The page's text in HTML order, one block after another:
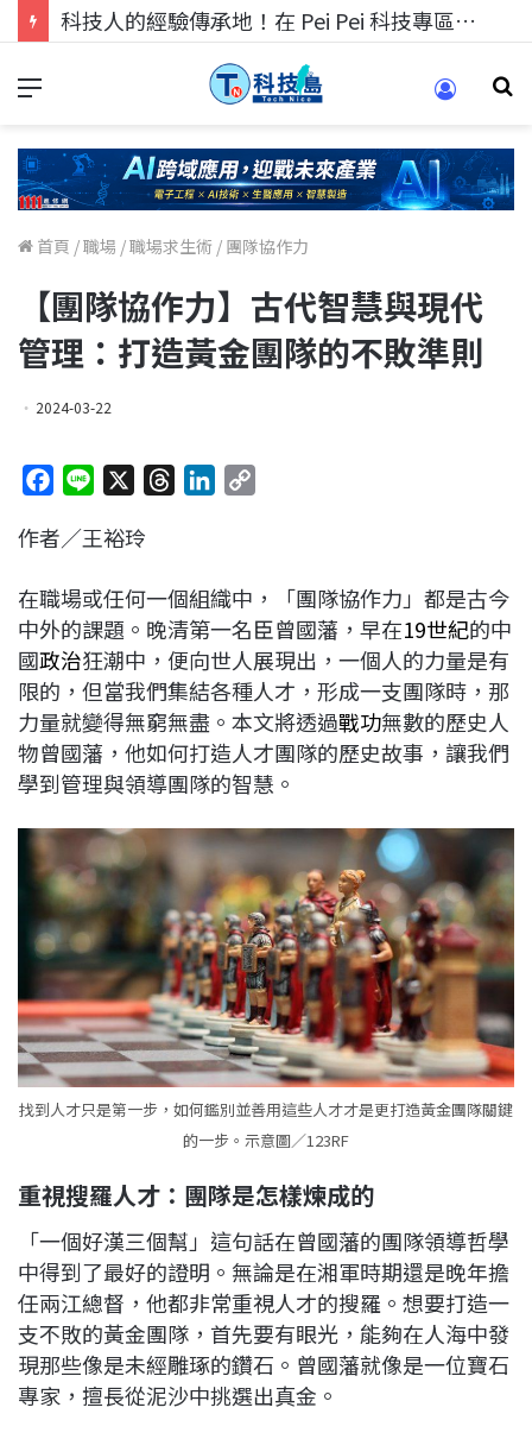
科技人的經驗傳承地！在 Pei Pei 科技專區，與學弟妹交流最硬核的技術
首頁 /職場 /職場求生術 / 團隊協作力
【團隊協作力】古代智慧與現代
管理：打造黃金團隊的不敗準則
2024-03-22
c
b
o
o
k
n
a
d
s
e
d
I
n
L
i
n
k
作者／王裕玲
在職場或任何一個組織中，「團隊協作力」都是古今
中外的課題。晚清第一名臣曾國藩，早在19世紀的中
國政治狂潮中，便向世人展現出，一個人的力量是有
限的，但當我們集結各種人才，形成一支團隊時，那
力量就變得無窮無盡。本文將透過戰功無數的歷史人
物曾國藩，他如何打造人才團隊的歷史故事，讓我們
學到管理與領導團隊的智慧。
找到人才只是第一步，如何鑑別並善用這些人才才是更打造黃金團隊關鍵
的一步。示意圖／123RF
重視搜羅人才：團隊是怎樣煉成的
「一個好漢三個幫」這句話在曾國藩的團隊領導哲學
中得到了最好的證明。無論是在湘軍時期還是晚年擔
任兩江總督，他都非常重視人才的搜羅。想要打造一
支不敗的黃金團隊，首先要有眼光，能夠在人海中發
現那些像是未經雕琢的鑽石。曾國藩就像是一位寶石
專家，擅長從泥沙中挑選出真金。